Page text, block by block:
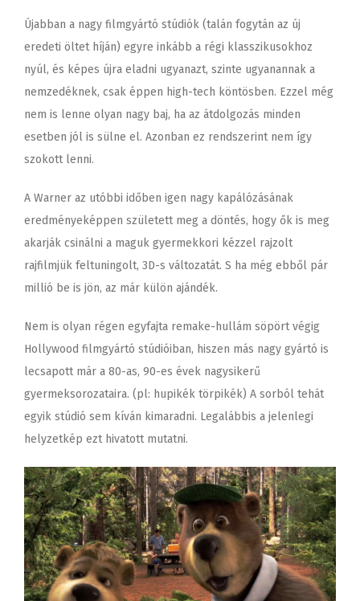
Újabban a nagy filmgyártó stúdiók (talán fogytán az új
eredeti öltet híján) egyre inkább a régi klasszikusokhoz
nyúl, és képes újra eladni ugyanazt, szinte ugyanannak a
nemzedéknek, csak éppen high-tech köntösben. Ezzel még
nem is lenne olyan nagy baj, ha az átdolgozás minden
esetben jól is sülne el. Azonban ez rendszerint nem így
szokott lenni.
A Warner az utóbbi időben igen nagy kapálózásának
eredményeképpen született meg a döntés, hogy ők is meg
akarják csinálni a maguk gyermekkori kézzel rajzolt
rajfilmjük feltuningolt, 3D-s változatát. S ha még ebből pár
millió be is jön, az már külön ajándék.
Nem is olyan régen egyfajta remake-hullám söpört végig
Hollywood filmgyártó stúdióiban, hiszen más nagy gyártó is
lecsapott már a 80-as, 90-es évek nagysikerű
gyermeksorozataira. (pl: hupikék törpikék) A sorból tehát
egyik stúdió sem kíván kimaradni. Legalábbis a jelenlegi
helyzetkép ezt hivatott mutatni.